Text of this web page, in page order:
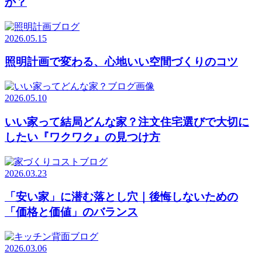
2026.05.15
照明計画で変わる、心地いい空間づくりのコツ
2026.05.10
いい家って結局どんな家？注文住宅選びで大切に
したい『ワクワク』の見つけ方
2026.03.23
「安い家」に潜む落とし穴｜後悔しないための
「価格と価値」のバランス
2026.03.06